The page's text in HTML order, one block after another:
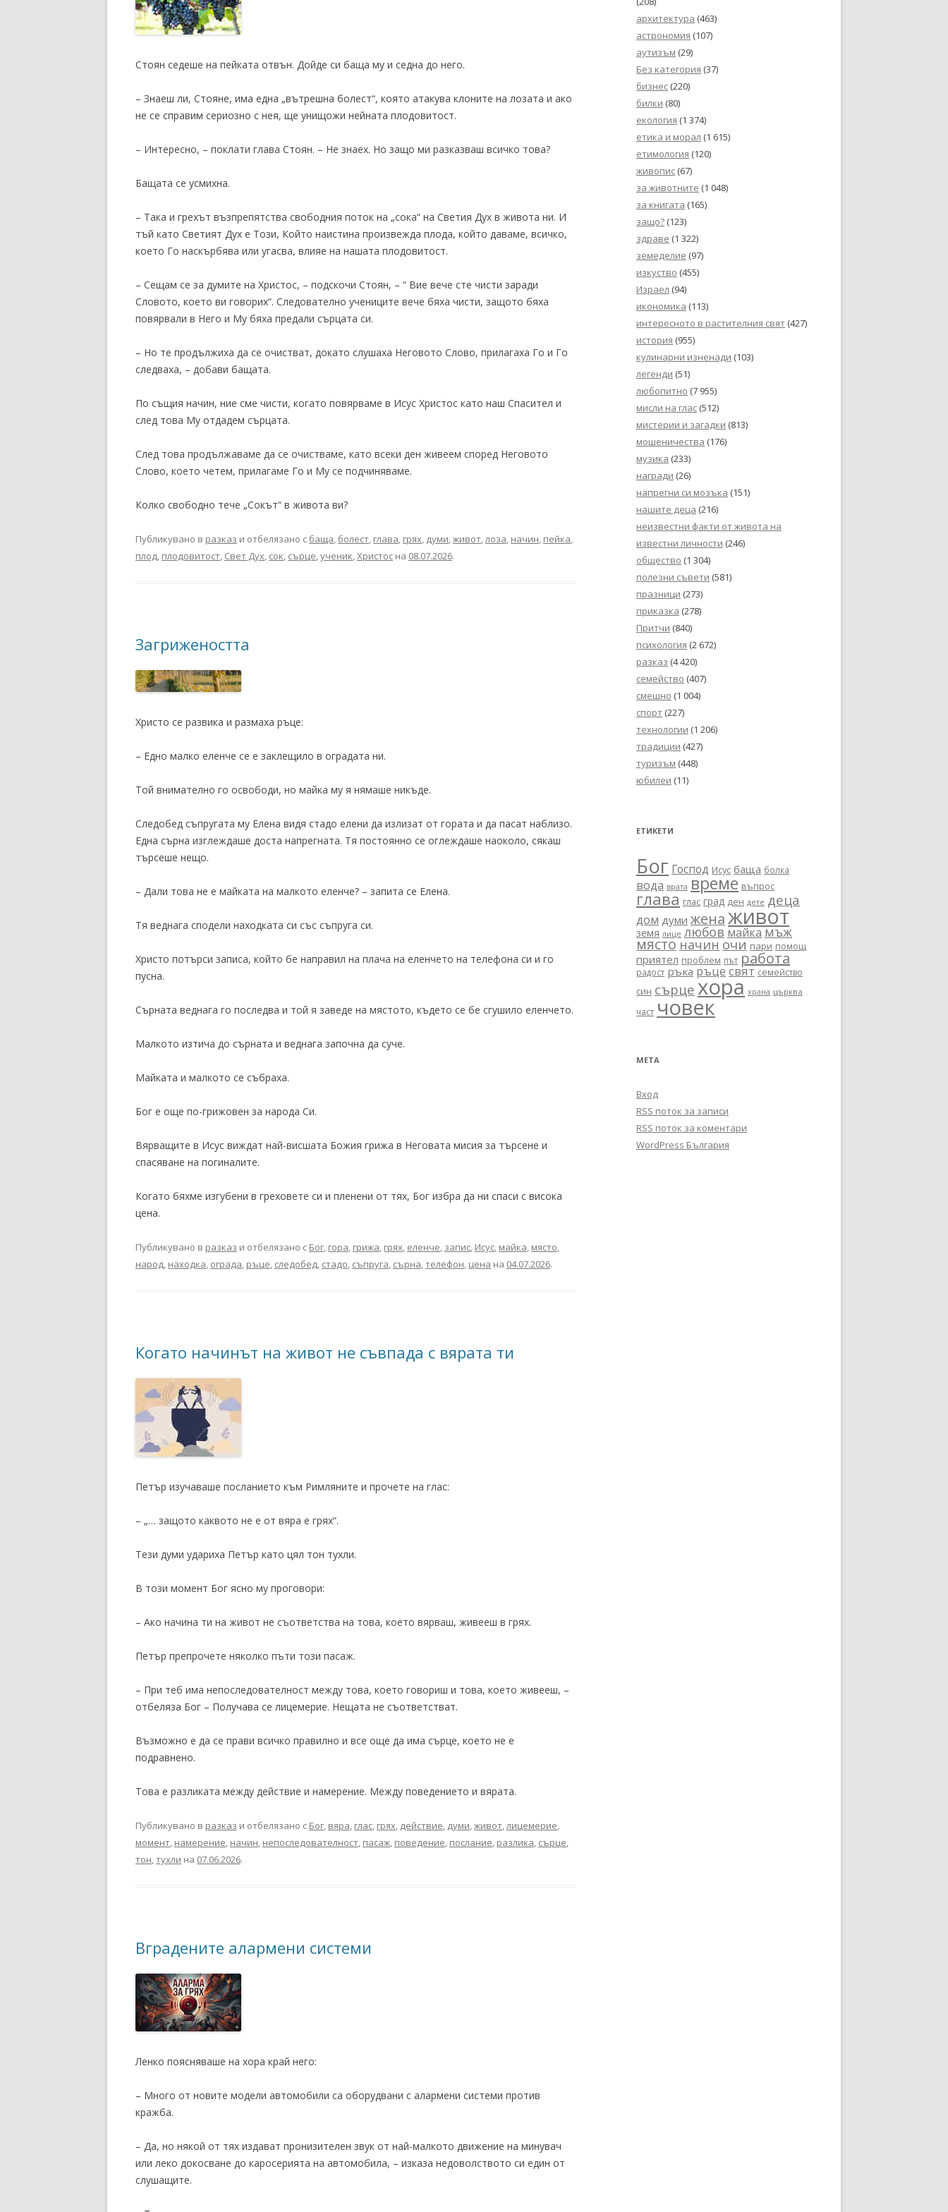
Стоян седеше на пейката отвън. Дойде си баща му и седна до него.
– Знаеш ли, Стояне, има една „вътрешна болест“, която атакува клоните на лозата и ако
не се справим сериозно с нея, ще унищожи нейната плодовитост.
– Интересно, – поклати глава Стоян. – Не знаех. Но защо ми разказваш всичко това?
Бащата се усмихна.
– Така и грехът възпрепятства свободния поток на „сока“ на Светия Дух в живота ни. И
тъй като Светият Дух е Този, Който наистина произвежда плода, който даваме, всичко,
което Го наскърбява или угасва, влияе на нашата плодовитост.
– Сещам се за думите на Христос, – подскочи Стоян, – “ Вие вече сте чисти заради
Словото, което ви говорих“. Следователно учениците вече бяха чисти, защото бяха
повярвали в Него и Му бяха предали сърцата си.
– Но те продължиха да се очистват, докато слушаха Неговото Слово, прилагаха Го и Го
следваха, – добави бащата.
По същия начин, ние сме чисти, когато повярваме в Исус Христос като наш Спасител и
след това Му отдадем сърцата.
След това продължаваме да се очистваме, като всеки ден живеем според Неговото
Слово, което четем, прилагаме Го и Му се подчиняваме.
Колко свободно тече „Сокът“ в живота ви?
Публикувано в разказ и отбелязано с баща, болест, глава, грях, думи,живот,лоза, начин, пейка,
плод, плодовитост, Свет Дух, сок, сърце,ученик,Христос на 08.07.2026.
Загрижеността
Христо се развика и размаха ръце:
– Едно малко еленче се е заклещило в оградата ни.
Той внимателно го освободи, но майка му я нямаше никъде.
Следобед съпругата му Елена видя стадо елени да излизат от гората и да пасат наблизо.
Една сърна изглеждаше доста напрегната. Тя постоянно се оглеждаше наоколо, сякаш
търсеше нещо.
– Дали това не е майката на малкото еленче? – запита се Елена.
Тя веднага сподели находката си със съпруга си.
Христо потърси записа, който бе направил на плача на еленчето на телефона си и го
пусна.
Сърната веднага го последва и той я заведе на мястото, където се бе сгушило еленчето.
Малкото изтича до сърната и веднага започна да суче.
Майката и малкото се събраха.
Бог е още по-грижовен за народа Си.
Вярващите в Исус виждат най-висшата Божия грижа в Неговата мисия за търсене и
спасяване на погиналите.
Когато бяхме изгубени в греховете си и пленени от тях, Бог избра да ни спаси с висока
цена.
Публикувано в разказ и отбелязано с Бог гора грижа грях еленче запис Исус майка място
народ находка ограда ръце следобед стадо съпруга сърна телефон цена на 04.07.2026.
Когато начинът на живот не съвпада с вярата ти
Петър изучаваше посланието към Римляните и прочете на глас:
– „… защото каквото не е от вяра е грях“.
Тези думи удариха Петър като цял тон тухли.
В този момент Бог ясно му проговори:
– Ако начина ти на живот не съответства на това, което вярваш, живееш в грях.
Петър препрочете няколко пъти този пасаж.
– При теб има непоследователност между това, което говориш и това, което живееш, –
отбеляза Бог – Получава се лицемерие. Нещата не съответстват.
Възможно е да се прави всичко правилно и все още да има сърце, което не е
подравнено.
Това е разликата между действие и намерение. Между поведението и вярата.
Публикувано в разказ и отбелязано с Бог вяра глас грях действие думи живот лицемерие
момент намерение начин непоследователност пасаж поведение послание разлика сърце
тон тухли на 07.06.2026.
Вградените алармени системи
Ленко поясняваше на хора край него:
– Много от новите модели автомобили са оборудвани с алармени системи против
кражба.
– Да, но някой от тях издават пронизителен звук от най-малкото движение на минувач
или леко докосване до каросерията на автомобила, – изказа недоволството си един от
слушащите.
архитектура (463)
астрономия (107)
аутизъм (29)
Без категория (37)
бизнес (220)
билки (80)
екология (1 374)
етика и морал (1 615)
етимология (120)
живопис (67)
за животните (1 048)
за книгата (165)
защо? (123)
здраве (1 322)
земеделие (97)
изкуство (455)
Израел (94)
икономика (113)
интересното в растителния свят (427)
история (955)
кулинарни изненади (103)
легенди (51)
любопитно (7 955)
мисли на глас (512)
мистерии и загадки (813)
мошеничества (176)
музика (233)
награди (26)
напрегни си мозъка (151)
нашите деца (216)
неизвестни факти от живота на
известни личности (246)
общество (1 304)
полезни съвети (581)
празници (273)
приказка (278)
Притчи (840)
психология (2 672)
разказ (4 420)
семейство (407)
смешно (1 004)
спорт (227)
технологии (1 206)
традиции (427)
туризъм (448)
юбилеи (11)
ЕТИКЕТИ
Бог Господ Исус баща болка
вода врата време въпрос
глава глас град ден дете деца
дом думи женаживот
земя лице любов майка мъж
място начин очи пари помощ
приятел проблем път работа
радост ръка ръце свят семейство
син сърце хора храна църква
част човек
МЕТА
Вход
RSS поток за записи
RSS поток за коментари
WordPress България